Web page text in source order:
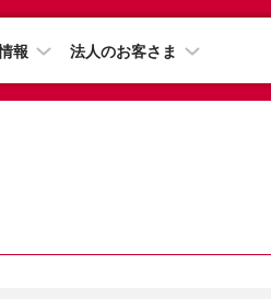
報 法人のお客さま